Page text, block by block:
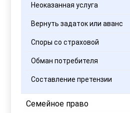
Неоказанная услуга
Вернуть задаток или аванс
Споры со страховой
Обман потребителя
Составление претензии
Семейное право